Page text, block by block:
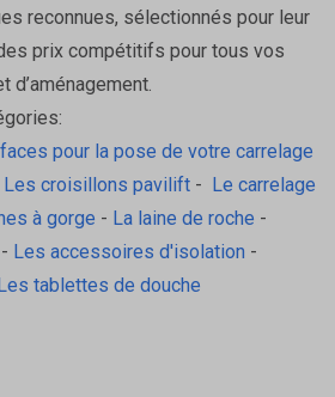
reconnues, sélectionnés pour leur
prix compétitifs pour tous vos
d’aménagement.
pour la pose de votre carrelage
Les croisillons pavilift- Le carrelage
à gorge - La laine de roche -
- Les accessoires d'isolation -
tablettes de douche